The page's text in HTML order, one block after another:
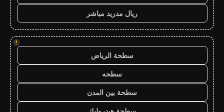
ريال مدريد مباشر
!
سطحة الرياض
سطحه
سطحة بين المدن